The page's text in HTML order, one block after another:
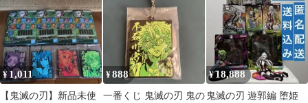
¥1,011
【鬼滅の刃】新品未使
¥888
一番くじ 鬼滅の刃 鬼の
¥18,888
鬼滅の刃 遊郭編 堕姫